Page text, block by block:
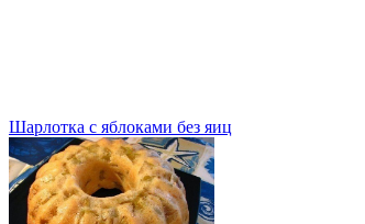
Шарлотка с яблоками без яиц